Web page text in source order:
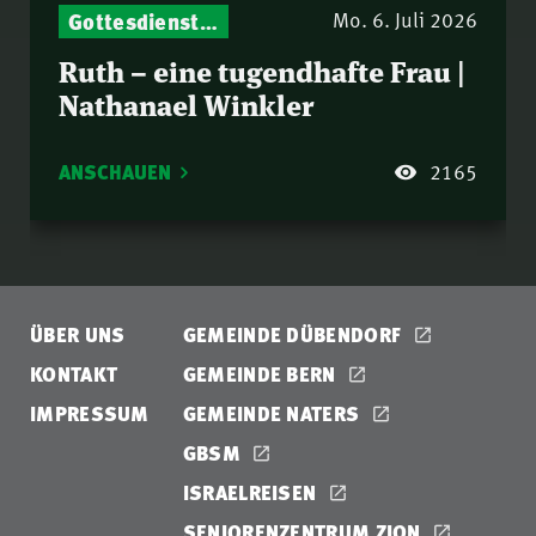
Gottesdienst-Botschaften – Jeden Sonntag neu: Aktuelle Predigten vom Mitternachtsruf Mo. 6. Juli 2026
Ruth – eine tugendhafte Frau |
Nathanael Winkler
ANSCHAUEN 2165
ÜBER UNS
KONTAKT
IMPRESSUM
GEMEINDE DÜBENDORF
GEMEINDE BERN
GEMEINDE NATERS
GBSM
ISRAELREISEN